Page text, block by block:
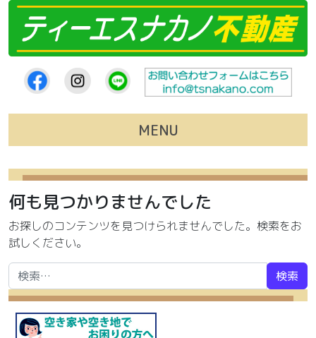
MENU
何も見つかりませんでした
お探しのコンテンツを見つけられませんでした。検索をお
試しください。
検索: